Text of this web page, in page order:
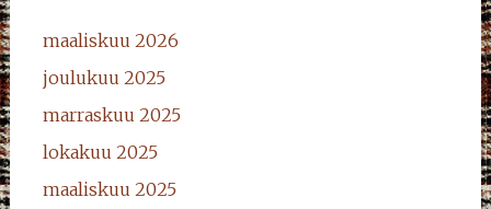
maaliskuu 2026
joulukuu 2025
marraskuu 2025
lokakuu 2025
maaliskuu 2025